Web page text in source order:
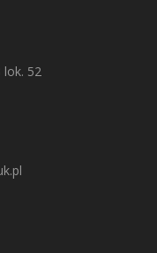
lok. 52